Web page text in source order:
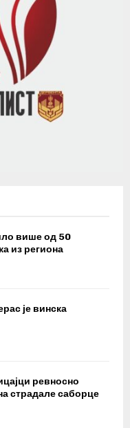
више од 50
из региона
је винска
ревносно
страдале саборце